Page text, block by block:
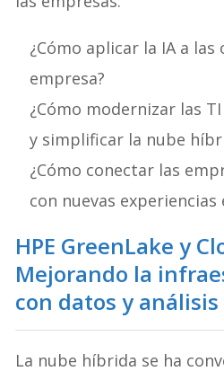
¿Cómo aplicar la IA a
empresa?
¿Cómo modernizar las
y simplificar la nube
¿Cómo conectar las
con nuevas experiencias
HPE GreenLake y
Mejorando la
con datos y análisis
La nube híbrida se ha